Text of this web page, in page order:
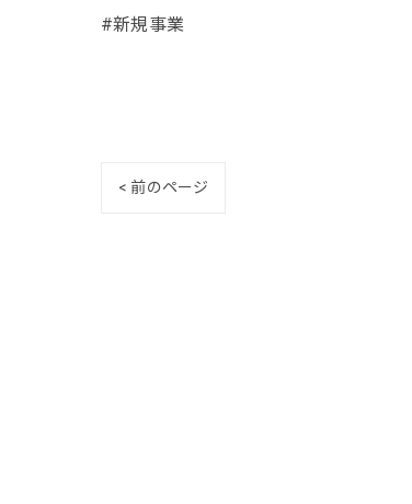
#新規事業
< 前のページ